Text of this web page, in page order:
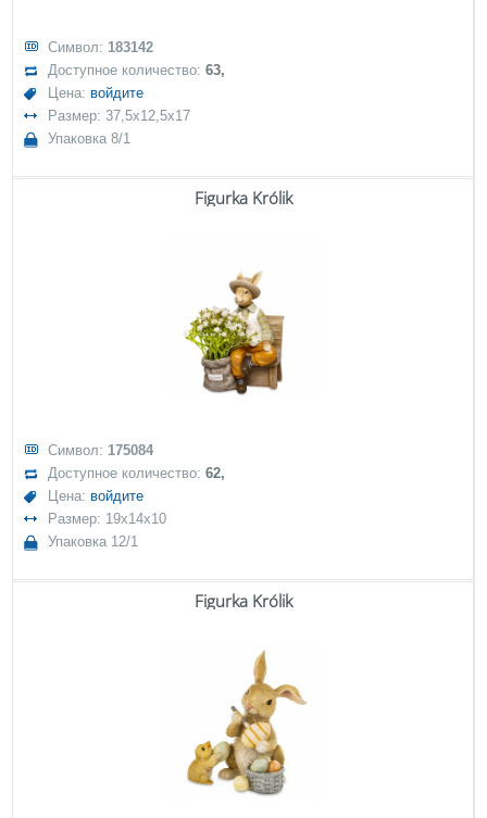
Символ: 183142
Доступное количество:63,
Цена: войдите
Размер: 37,5x12,5x17
Упаковка 8/1
Figurka Królik
Символ: 175084
Доступное количество:62,
Цена: войдите
Размер: 19x14x10
Упаковка 12/1
Figurka Królik